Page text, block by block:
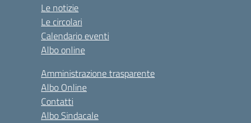
Le notizie
Le circolari
Calendario eventi
Albo online
Amministrazione trasparente
Albo Online
Contatti
Albo Sindacale